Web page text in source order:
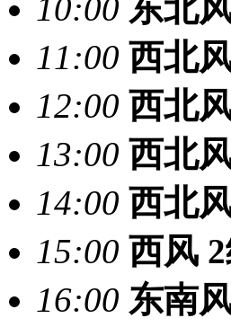
10:00 东北
11:00 西北
12:00 西北
13:00 西北
14:00 西北
15:00 西风
16:00 东南